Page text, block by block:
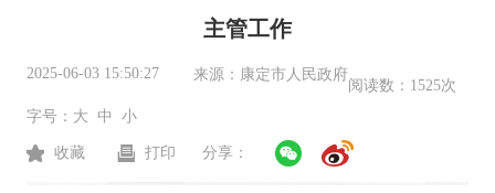
主管工作
2025-06-03 15:50:27 来源： 康定市人民政府
阅读数： 1525次
字号： 大 中 小
收藏 打印 分享：